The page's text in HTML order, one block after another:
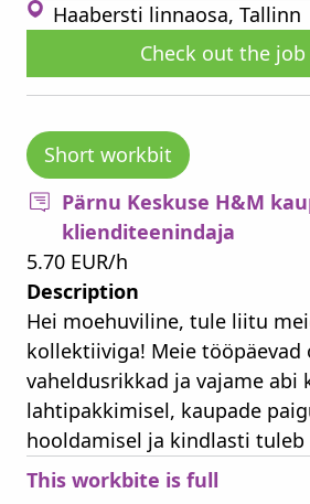
Haabersti linnaosa, Tallinn
Check out the
Short workbit
Pärnu Keskuse H&M
klienditeenindaja
5.70 EUR/h
Description
Hei moehuviline, tule liitu
kollektiiviga! Meie tööpäevad
vaheldusrikkad ja vajame abi
lahtipakkimisel, kaupade
hooldamisel ja kindlasti tuleb
This workbite is full